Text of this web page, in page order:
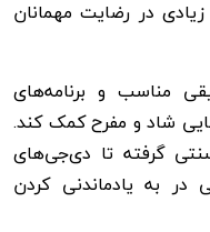
در رضایت مهمانان
مناسب و برنامه‌های
شاد و مفرح کمک کند.
گرفته تا دی‌جی‌های
به یادماندنی کردن